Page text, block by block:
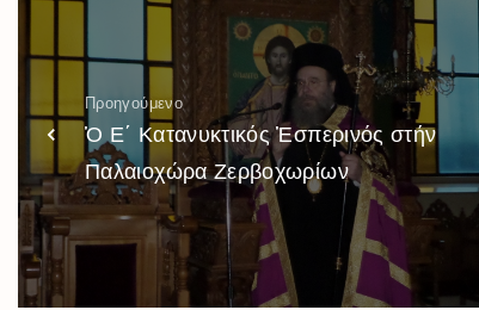
Προηγούμενο
Ὁ Ε΄ Κατανυκτικός Ἑσπερινός στήν
Παλαιοχώρα Ζερβοχωρίων